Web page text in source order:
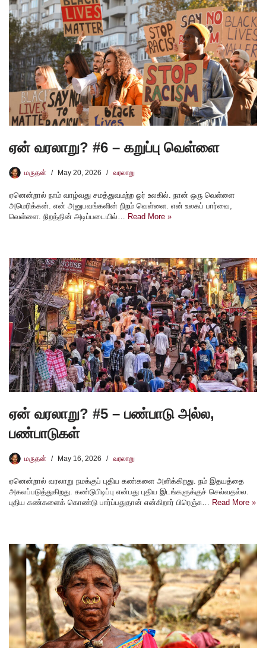
ஏன் வரலாறு? #6 – கறுப்பு வெள்ளை
மருதன் May 20, 2026 வரலாறு
ஏனென்றால் நாம் வாழ்வது சமத்துவமற்ற ஓர் உலகில். நான் ஒரு வெள்ளை
அமெரிக்கன். என் அனுபவங்களின் நிறம் வெள்ளை. என் உலகப் பார்வை,
வெள்ளை. நிறத்தின் அடிப்படையில்… Read More »
ஏன் வரலாறு? #5 – பண்பாடு அல்ல,
பண்பாடுகள்
மருதன் May 16, 2026 வரலாறு
ஏனென்றால் வரலாறு நமக்குப் புதிய கண்களை அளிக்கிறது. நம் இதயத்தை
அகலப்படுத்துகிறது. கண்டுபிடிப்பு என்பது புதிய இடங்களுக்குச் செல்வதல்ல.
புதிய கண்களைக் கொண்டு பார்ப்பதுதான் என்கிறார் பிரெஞ்சு…
Read More »